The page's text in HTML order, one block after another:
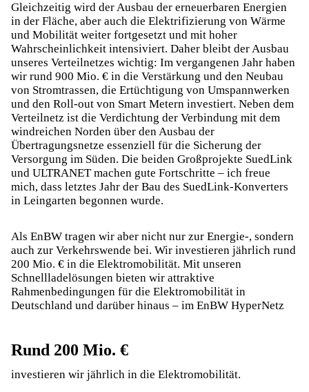
Gleichzeitig wird der Ausbau der erneuerbaren Energien
in der Fläche, aber auch die Elektrifizierung von Wärme
und Mobilität weiter fortgesetzt und mit hoher
Wahrscheinlichkeit intensiviert. Daher bleibt der Ausbau
unseres Verteilnetzes wichtig: Im vergangenen Jahr haben
wir rund 900 Mio. € in die Verstärkung und den Neubau
von Stromtrassen, die Ertüchtigung von Umspannwerken
und den Roll-out von Smart Metern investiert. Neben dem
Verteilnetz ist die Verdichtung der Verbindung mit dem
windreichen Norden über den Ausbau der
Übertragungsnetze essenziell für die Sicherung der
Versorgung im Süden. Die beiden Großprojekte SuedLink
und ULTRANET machen gute Fortschritte – ich freue
mich, dass letztes Jahr der Bau des SuedLink-Konverters
in Leingarten begonnen wurde.
Rund 200 Mio. €
investieren wir jährlich in die Elektromobilität.
Als EnBW tragen wir aber nicht nur zur Energie-, sondern
auch zur Verkehrswende bei. Wir investieren jährlich rund
200 Mio. € in die Elektromobilität. Mit unseren
Schnellladelösungen bieten wir attraktive
Rahmenbedingungen für die Elektromobilität in
Deutschland und darüber hinaus – im EnBW HyperNetz